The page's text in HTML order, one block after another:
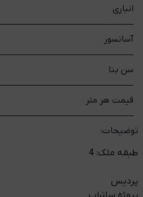
انباری
آسانسور
سن بنا
قیمت هر متر
توضیحات:
طبقه ملک: 4
پردیس